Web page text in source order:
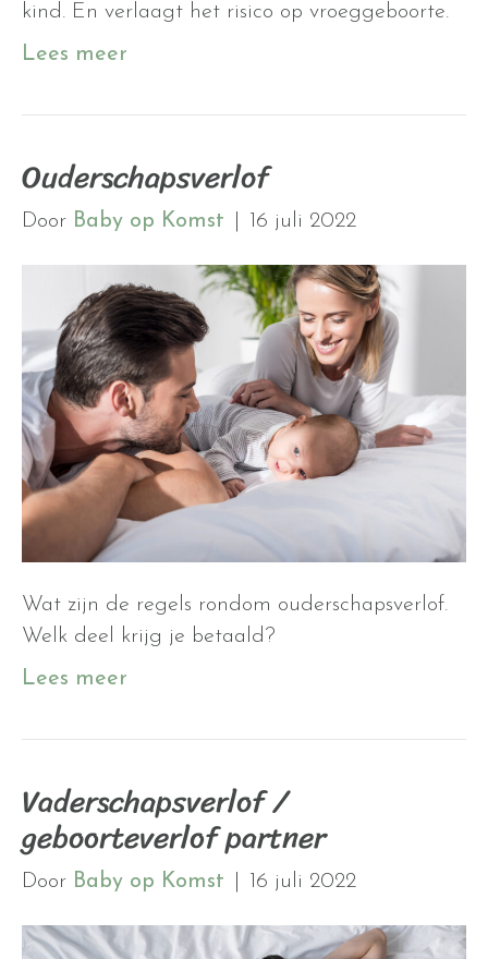
kind. En verlaagt het risico op vroeggeboorte.
Lees meer
Ouderschapsverlof
Door Baby op Komst 16 juli 2022
Wat zijn de regels rondom ouderschapsverlof.
Welk deel krijg je betaald?
Lees meer
Vaderschapsverlof /
geboorteverlof partner
Door Baby op Komst 16 juli 2022